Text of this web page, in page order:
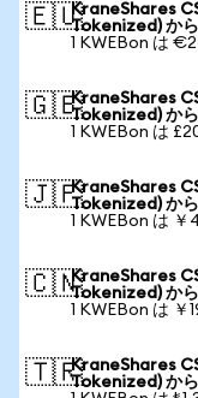
🇪🇺KraneShares
Tokenized) から
1 KWEBon は
🇬🇧KraneShares
Tokenized) か
1 KWEBon は
🇯🇵KraneShares
Tokenized) か
1 KWEBon は
🇨🇳KraneShares
Tokenized) か
1 KWEBon は ￥
🇹🇷KraneShares
Tokenized) か